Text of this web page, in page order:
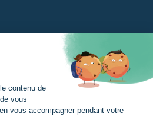
Euroeskualdea
Zer da Euroeskualdea?
Berriak
Prentsa gunia